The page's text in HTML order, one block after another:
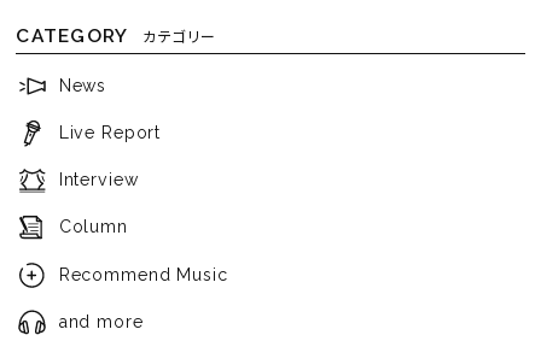
CATEGORY カテゴリー
News
Live Report
Interview
Column
Recommend Music
and more